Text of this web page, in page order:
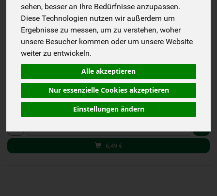
sehen, besser an Ihre Bedürfnisse anzupassen.
Diese Technologien nutzen wir außerdem um
Ergebnisse zu messen, um zu verstehen, woher
unsere Besucher kommen oder um unsere Website
weiter zu entwickeln.
Alle akzeptieren
Nur essenzielle Cookies akzeptieren
Einstellungen ändern
Liebe.
Rapunzel
6,49 € / 750 g
(8,66 € / kg)
inkl. 7% MwSt.
750 g
6,49 €